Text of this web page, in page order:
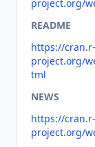
project.org/
README
https://cran.r-
project.org/
tml
NEWS
https://cran.r-
project.org/